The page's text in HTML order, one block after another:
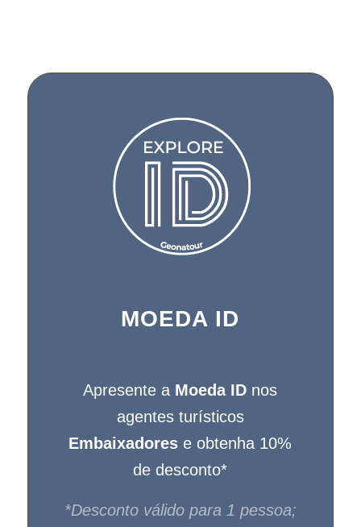
MOEDA ID
Apresente a Moeda ID nos
agentes turísticos
Embaixadores e obtenha 10%
de desconto*
*Desconto válido para 1 pessoa;